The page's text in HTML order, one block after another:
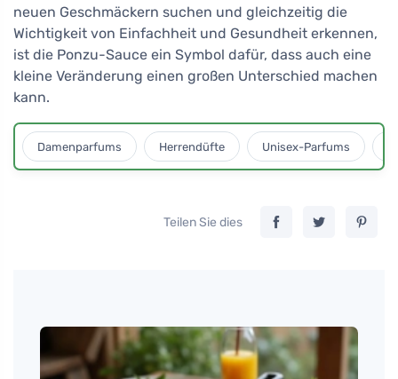
neuen Geschmäckern suchen und gleichzeitig die
Wichtigkeit von Einfachheit und Gesundheit erkennen,
ist die Ponzu-Sauce ein Symbol dafür, dass auch eine
kleine Veränderung einen großen Unterschied machen
kann.
Damenparfums Herrendüfte Unisex-Parfums
Teilen Sie dies